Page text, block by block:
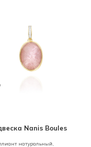
Nanis Boules
натуральный,